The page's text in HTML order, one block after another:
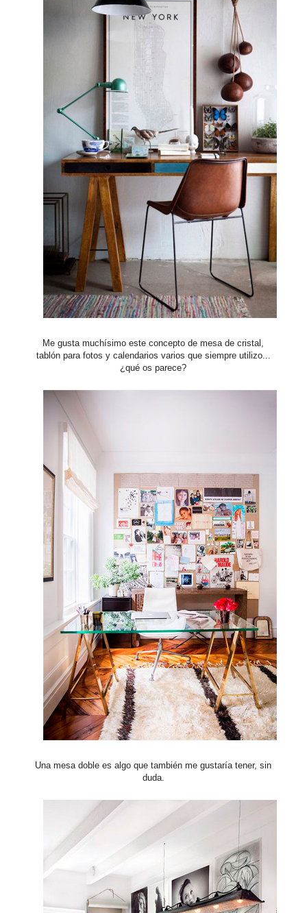
Me gusta muchísimo este concepto de mesa de cristal,
tablón para fotos y calendarios varios que siempre utilizo...
¿qué os parece?
Una mesa doble es algo que también me gustaría tener, sin
duda.